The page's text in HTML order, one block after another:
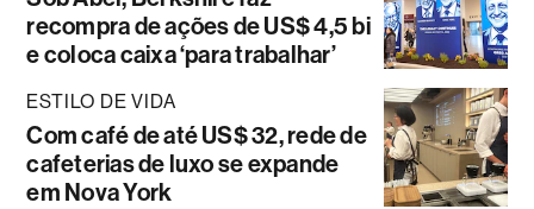
recompra de ações de US$ 4,5 bi
e coloca caixa ‘para trabalhar’
ESTILO DE VIDA
Com café de até US$ 32, rede de
cafeterias de luxo se expande
em Nova York